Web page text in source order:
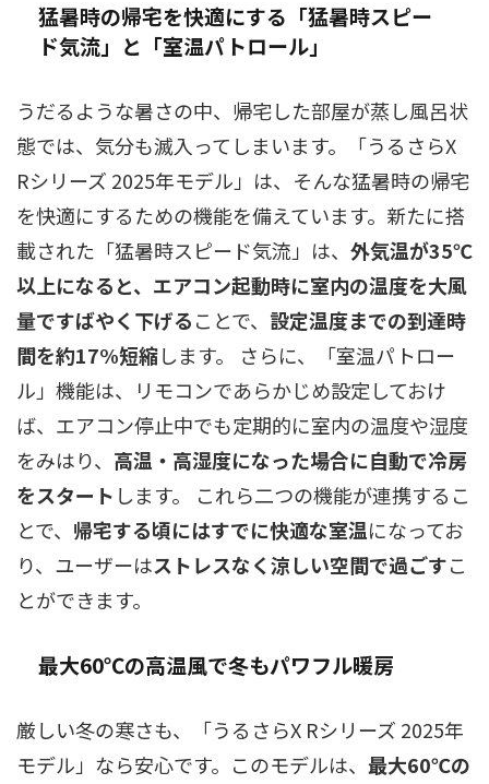
猛暑時の帰宅を快適にする「猛暑時スピー
ド気流」と「室温パトロール」
うだるような暑さの中、帰宅した部屋が蒸し風呂状
態では、気分も滅入ってしまいます。「うるさらX
Rシリーズ 2025年モデル」は、そんな猛暑時の帰宅
を快適にするための機能を備えています。新たに搭
載された「猛暑時スピード気流」は、 外気温が35℃
以上になると、エアコン起動時に室内の温度を大風
量ですばやく下げることで、 設定温度までの到達時
間を約17%短縮します。 さらに、「室温パトロー
ル」機能は、リモコンであらかじめ設定しておけ
ば、エアコン停止中でも定期的に室内の温度や湿度
をみはり、 高温・高湿度になった場合に自動で冷房
をスタート します。 これら二つの機能が連携するこ
とで、 帰宅する頃にはすでに快適な室温になってお
り、ユーザーはストレスなく涼しい空間で過ごすこ
とができます。
最大60℃の高温風で冬もパワフル暖房
厳しい冬の寒さも、「うるさらX Rシリーズ 2025年
モデル」なら安心です。このモデルは、 最大60℃の